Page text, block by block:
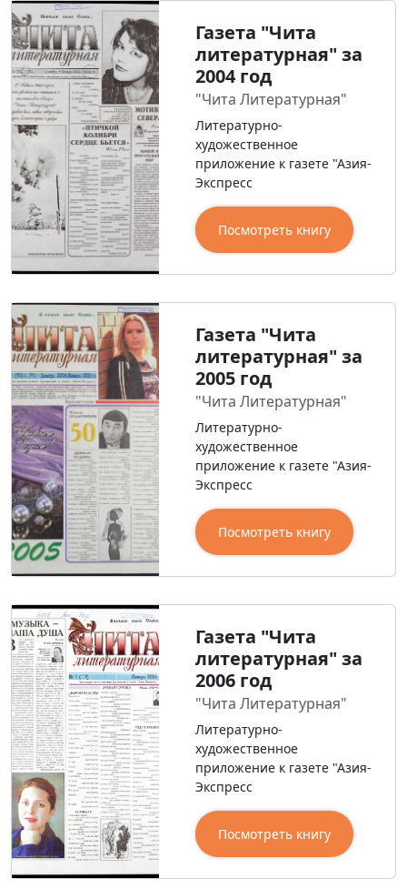
Газета "Чита
литературная" за
2004 год
"Чита Литературная"
Литературно-
художественное
приложение к газете "Азия-
Экспресс
Посмотреть книгу
Газета "Чита
литературная" за
2005 год
"Чита Литературная"
Литературно-
художественное
приложение к газете "Азия-
Экспресс
Посмотреть книгу
Газета "Чита
литературная" за
2006 год
"Чита Литературная"
Литературно-
художественное
приложение к газете "Азия-
Экспресс
Посмотреть книгу